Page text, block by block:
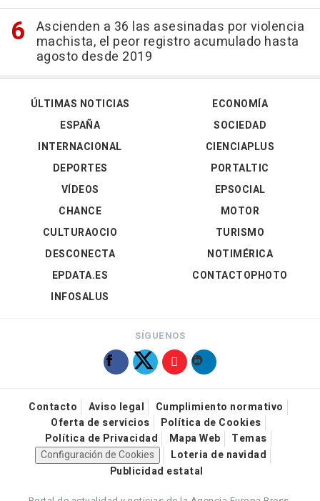
Ascienden a 36 las asesinadas por violencia
machista, el peor registro acumulado hasta
agosto desde 2019
ÚLTIMAS NOTICIAS
ESPAÑA
INTERNACIONAL
DEPORTES
VÍDEOS
ECONOMÍA
SOCIEDAD
CIENCIAPLUS
PORTALTIC
EPSOCIAL
CHANCE
CULTURAOCIO
DESCONECTA
EPDATA.ES
INFOSALUS
MOTOR
TURISMO
NOTIMÉRICA
CONTACTOPHOTO
SÍGUENOS
Contacto Aviso legal
Cumplimiento normativo
Oferta de servicios
Política de Cookies
Política de Privacidad
Mapa Web
Temas
Configuración de Cookies
Loteria de navidad
Publicidad estatal